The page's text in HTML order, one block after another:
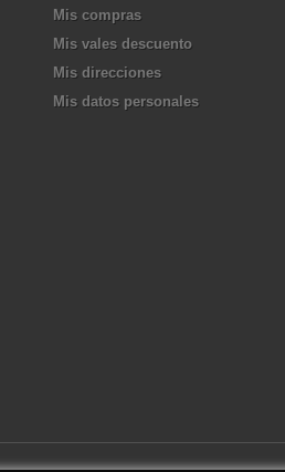
Mis compras
Mis vales descuento
Mis direcciones
Mis datos personales